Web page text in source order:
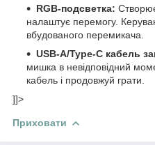
RGB-подсветка:
налаштує перемогу.
вбудованого перемикача.
USB-А/Type-C кабель
мишка в невідповідний
кабель і продовжуй грати.
]]>
Приховати